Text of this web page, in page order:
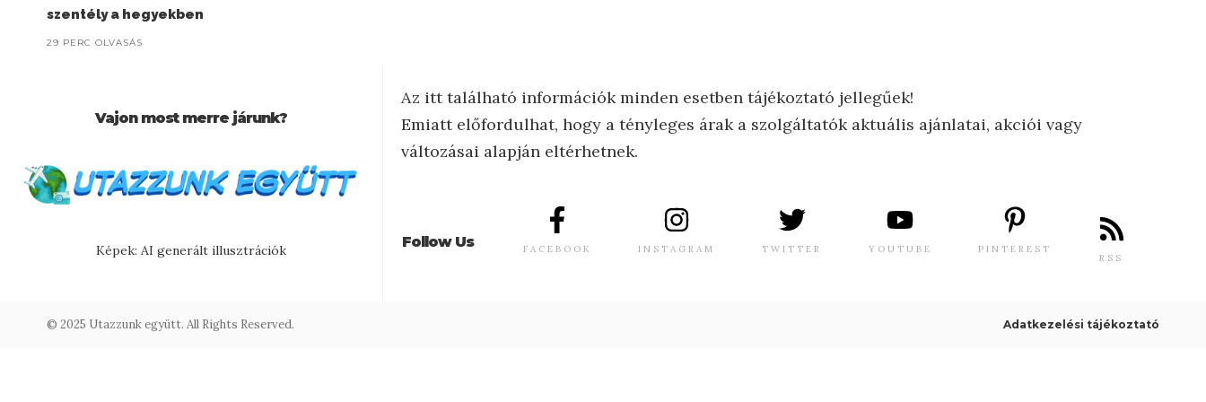
szentély a hegyekben
29 PERC OLVASÁS
Vajon most merre járunk?
Képek: AI generált illusztrációk
Az itt található információk minden esetben tájékoztató jellegűek!
Emiatt előfordulhat, hogy a tényleges árak a szolgáltatók aktuális ajánlatai, akciói vagy
változásai alapján eltérhetnek.
Follow Us FACEBOOK INSTAGRAM TWITTER YOUTUBE PINTEREST
RSS
© 2025 Utazzunk együtt. All Rights Reserved. Adatkezelési tájékoztató